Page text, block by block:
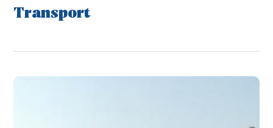
Transport